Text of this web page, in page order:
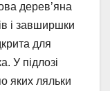
дерев’яна
і завширшки
для
У підлозі
яких ляльки